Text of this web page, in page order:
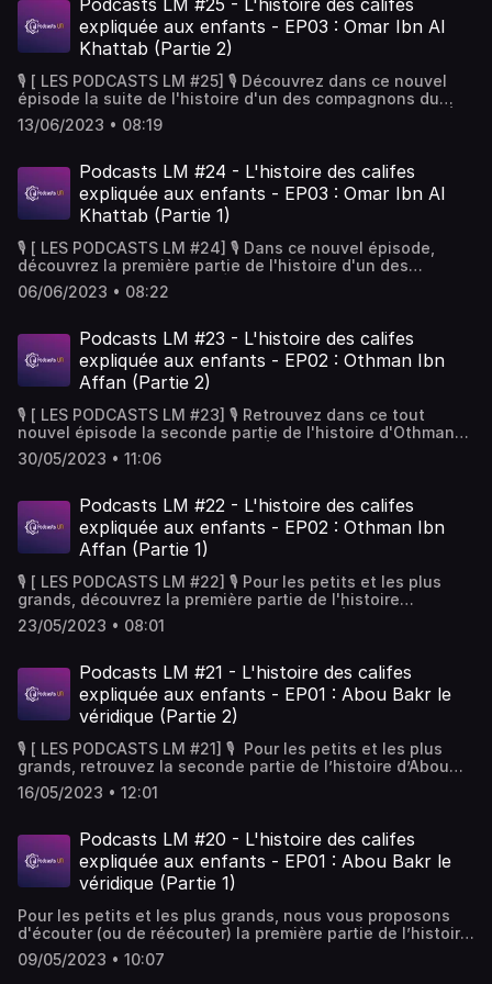
https://adhesion.lesmusulmans.fr
Podcasts LM #25 - L'histoire des califes
expliquée aux enfants - EP03 : Omar Ibn Al
Khattab (Partie 2)
🎙 [ LES PODCASTS LM #25] 🎙 Découvrez dans ce nouvel
épisode la suite de l'histoire d'un des compagnons du
Prophète ﷺ, Omar Ibn Al Khattab, racontée par Cheikh Éric
Younous. Ce podcast vous a plu ? Partagez le et faites-
plateforme et ses projets, rendez-vous sur :
https://adhesion.lesmusulmans.fr
13/06/2023 • 08:19
Podcasts LM #24 - L'histoire des califes
expliquée aux enfants - EP03 : Omar Ibn Al
Khattab (Partie 1)
🎙 [ LES PODCASTS LM #24] 🎙 Dans ce nouvel épisode,
découvrez la première partie de l'histoire d'un des
compagnons du Prophète ﷺ, Omar Ibn Al Khattab,
racontée par Cheikh Éric Younous. Ce podcast vous a plu
soutenir la plateforme et ses projets, rendez-vous sur :
https://adhesion.lesmusulmans.fr
06/06/2023 • 08:22
Podcasts LM #23 - L'histoire des califes
expliquée aux enfants - EP02 : Othman Ibn
Affan (Partie 2)
🎙 [ LES PODCASTS LM #23] 🎙 Retrouvez dans ce tout
nouvel épisode la seconde partie de l'histoire d'Othman
Ibn Affan, racontée par Cheikh Éric Younous. Ce podcast
vous a plu ? N'hésitez pas à le partager autour de vous !
vous sur : https://adhesion.lesmusulmans.fr
30/05/2023 • 11:06
Podcasts LM #22 - L'histoire des califes
expliquée aux enfants - EP02 : Othman Ibn
Affan (Partie 1)
🎙 [ LES PODCASTS LM #22] 🎙 Pour les petits et les plus
grands, découvrez la première partie de l'histoire
d'Othman Ibn Affan racontée par Cheikh Éric Younous. Ce
podcast vous a plu ? N'hésitez pas à le partager autour
rendez-vous sur : https://adhesion.lesmusulmans.fr
23/05/2023 • 08:01
Podcasts LM #21 - L'histoire des califes
expliquée aux enfants - EP01 : Abou Bakr le
véridique (Partie 2)
🎙 [ LES PODCASTS LM #21] 🎙 Pour les petits et les plus
grands, retrouvez la seconde partie de l’histoire d’Abou
Bakr, l’un des compagnons de notre bien aimé Prophète
ﷺ, racontée par Cheikh Éric Younous. Ce podcast vous a
commentaires ! 📩📲 Pour soutenir la plateforme et ses
projets, rendez vous sur :
https://adhesion.lesmusulmans.fr
16/05/2023 • 12:01
Podcasts LM #20 - L'histoire des califes
expliquée aux enfants - EP01 : Abou Bakr le
véridique (Partie 1)
Pour les petits et les plus grands, nous vous proposons
d'écouter (ou de réécouter) la première partie de l’histoire
d’Abou Bakr, l’un des compagnons de notre bien aimé
Prophète ﷺ, racontée par Cheikh Éric Younous. Ce
09/05/2023 • 10:07